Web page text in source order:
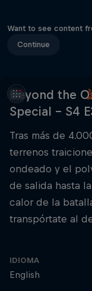
Want to see content
Continue
Beyond the
Special – S4
Tras más de
terrenos
ondeado y el
de salida hasta
calor de la
transpórtate al
IDIOMA
English